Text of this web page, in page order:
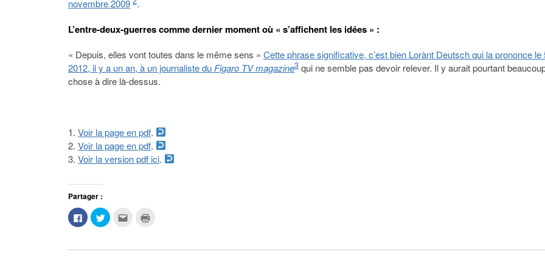
novembre 2009 .
L’entre-deux-guerres comme dernier moment où « s’affichent les idées » :
« Depuis, elles vont toutes dans le même sens » Cette phrase significative, c’est bien Lorànt Deutsch qui la prononce le
2012, il y a un an, à un journaliste du Figaro TV magazine3 qui ne semble pas devoir relever. Il y aurait pourtant
chose à dire là-dessus.
Voir la page en pdf.
Voir la page en pdf.
Voir la version pdf ici.
Partager :
Cliquez
pour
partager
dans
Cliquez
pour
dans
Cliquez
pour
mail nouvelle